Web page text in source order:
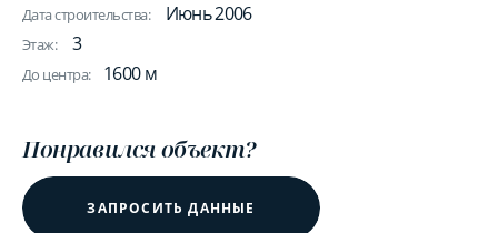
Дата строительства: Июнь 2006
Этаж: 3
До центра: 1600 м
Понравился объект?
ЗАПРОСИТЬ ДАННЫЕ